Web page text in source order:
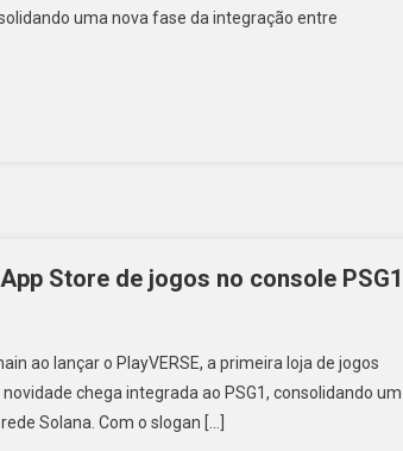
uma nova fase da integração entre
Store de jogos no console PSG1
ao lançar o PlayVERSE, a primeira loja de jogos
chega integrada ao PSG1, consolidando um
Solana. Com o slogan […]